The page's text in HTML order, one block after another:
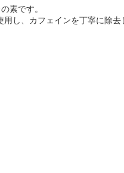
素です。
し、カフェインを丁寧に除去